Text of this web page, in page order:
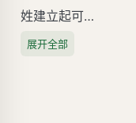
姓建立起可…
展开全部